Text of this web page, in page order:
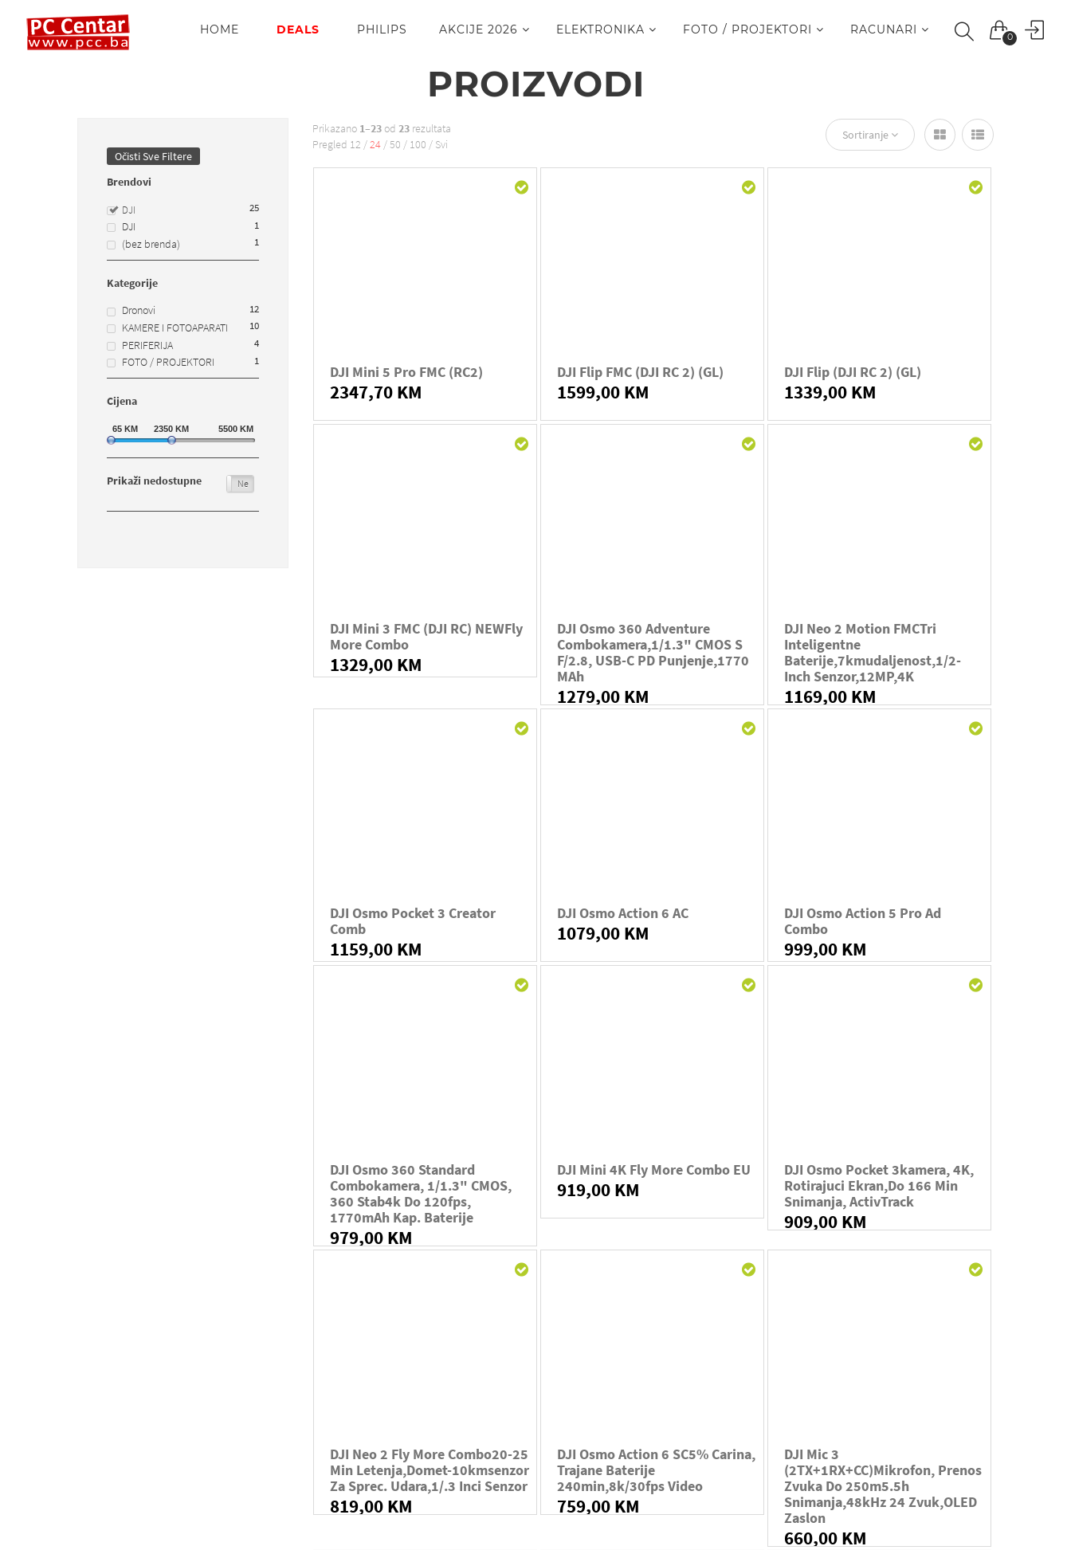
0
HOME DEALS PHILIPS AKCIJE 2026 ELEKTRONIKA FOTO / PROJEKTORI RACUNARI
PROIZVODI
Očisti Sve Filtere
Brendovi
DJI 25
DJI 1
(bez brenda) 1
Kategorije
Dronovi
12
KAMERE I FOTOAPARATI 10
PERIFERIJA 4
FOTO / PROJEKTORI 1
Cijena
5500 KM
65 KM 2350 KM
Prikaži nedostupne Ne
Sortiranje
Prikazano 1–23 od 23 rezultata
Pregled 12 /24 /50 / 100 / Svi
DJI Mini 5 Pro FMC (RC2)
2347,70 KM
DJI Flip FMC (DJI RC 2) (GL)
1599,00 KM
DJI Flip (DJI RC 2) (GL)
1339,00 KM
DJI Mini 3 FMC (DJI RC) NEWFly
More Combo
1329,00 KM
DJI Osmo 360 Adventure
Combokamera,1/1.3" CMOS S
F/2.8, USB-C PD Punjenje,1770
MAh
1279,00 KM
DJI Neo 2 Motion FMCTri
Inteligentne
Baterije,7kmudaljenost,1/2-
Inch Senzor,12MP,4K
1169,00 KM
DJI Osmo Pocket 3 Creator
Comb
1159,00 KM
DJI Osmo Action 6 AC
1079,00 KM
DJI Osmo Action 5 Pro Ad
Combo
999,00 KM
DJI Osmo 360 Standard
Combokamera, 1/1.3" CMOS,
360 Stab4k Do 120fps,
1770mAh Kap. Baterije
979,00 KM
DJI Mini 4K Fly More Combo EU
919,00 KM
DJI Osmo Pocket 3kamera, 4K,
Rotirajuci Ekran,do 166 Min
Snimanja, ActivTrack
909,00 KM
DJI Neo 2 Fly More Combo20-25
Min Letenja,domet-10kmsenzor
Za Sprec. Udara,1/.3 Inci Senzor
819,00 KM
DJI Osmo Action 6 SC5% Carina,
Trajane Baterije
240min,8k/30fps Video
759,00 KM
DJI Mic 3
(2TX+1RX+CC)mikrofon, Prenos
Zvuka Do 250m5.5h
Snimanja,48kHz 24 Zvuk,OLED
Zaslon
660,00 KM